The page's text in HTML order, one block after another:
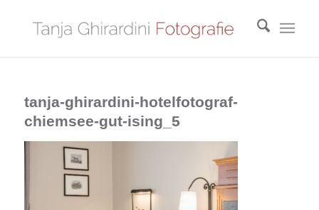
tanja-ghirardini-hotelfotograf-
chiemsee-gut-ising_5